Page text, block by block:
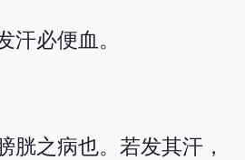
汗必便血。
胱之病也。若发其汗，